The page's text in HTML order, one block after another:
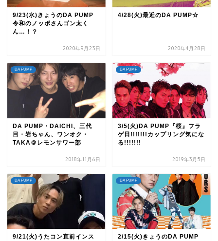
9/23(水)きょうのDA PUMP
令和のノッポさんゴン太く
ん…！？
2020年9月23日
4/28(火)最近のDA PUMP☆
2020年4月28日
DA PUMP
DA PUMP・DAICHI、三代
目・岩ちゃん、ワンオク・
TAKA＠レモンサワー部
2018年11月6日
DA PUMP
3/5(火)DA PUMP『桜』フラ
ゲ日!!!!!!!カップリング気にな
る!!!!!!!
2019年3月5日
DA PUMP
9/21(火)うたコン直前インス
DA PUMP
2/15(火)きょうのDA PUMP